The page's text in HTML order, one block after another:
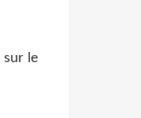
sur le